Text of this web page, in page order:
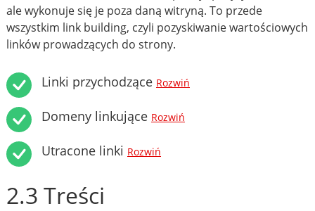
ale wykonuje się je poza daną witryną. To przede
wszystkim link building, czyli pozyskiwanie wartościowych
linków prowadzących do strony.
Linki przychodzące Rozwiń
Domeny linkujące Rozwiń
Utracone linki Rozwiń
2.3 Treści